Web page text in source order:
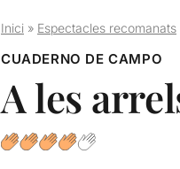
Inici» Espectacles recomanats
CUADERNO DE CAMPO
A les